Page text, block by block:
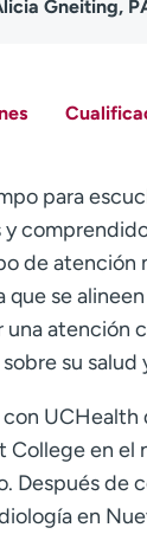
Gneiting,
para
de
que se
atención
su salud
UCHealth
College en
Después de
en